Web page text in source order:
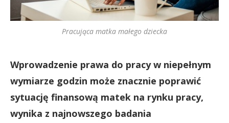
Pracująca matka małego dziecka
Wprowadzenie prawa do pracy w niepełnym
wymiarze godzin może znacznie poprawić
sytuację finansową matek na rynku pracy,
wynika z najnowszego badania